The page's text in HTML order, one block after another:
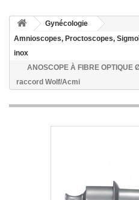
Gynécologie
Amnioscopes, Proctoscopes,
inox
ANOSCOPE À FIBRE
raccord Wolf/Acmi